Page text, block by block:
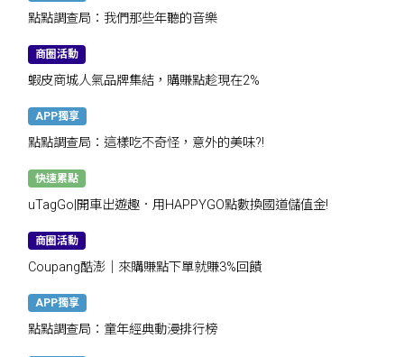
點點調查局：我們那些年聽的音樂
商圈活動
蝦皮商城人氣品牌集結，購賺點趁現在2%
APP獨享
點點調查局：這樣吃不奇怪，意外的美味?!
快速累點
uTagGo|開車出遊趣．用HAPPYGO點數換國道儲值金!
商圈活動
Coupang酷澎｜來購賺點下單就賺3%回饋
APP獨享
點點調查局：童年經典動漫排行榜